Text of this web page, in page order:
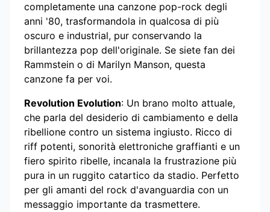
completamente una canzone pop-rock degli
anni '80, trasformandola in qualcosa di più
oscuro e industrial, pur conservando la
brillantezza pop dell'originale. Se siete fan dei
Rammstein o di Marilyn Manson, questa
canzone fa per voi.
Revolution Evolution: Un brano molto attuale,
che parla del desiderio di cambiamento e della
ribellione contro un sistema ingiusto. Ricco di
riff potenti, sonorità elettroniche graffianti e un
fiero spirito ribelle, incanala la frustrazione più
pura in un ruggito catartico da stadio. Perfetto
per gli amanti del rock d'avanguardia con un
messaggio importante da trasmettere.